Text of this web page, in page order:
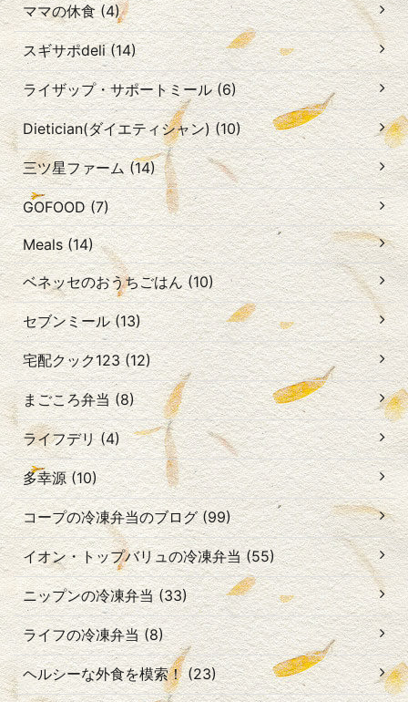
ママの休食 (4)
スギサポdeli (14)
ライザップ・サポートミール (6)
Dietician(ダイエティシャン) (10)
三ツ星ファーム (14)
GOFOOD (7)
Meals (14)
ベネッセのおうちごはん (10)
セブンミール (13)
宅配クック123 (12)
まごころ弁当 (8)
ライフデリ (4)
多幸源 (10)
コープの冷凍弁当のブログ (99)
イオン・トップバリュの冷凍弁当 (55)
ニップンの冷凍弁当 (33)
ライフの冷凍弁当 (8)
ヘルシーな外食を模索！ (23)